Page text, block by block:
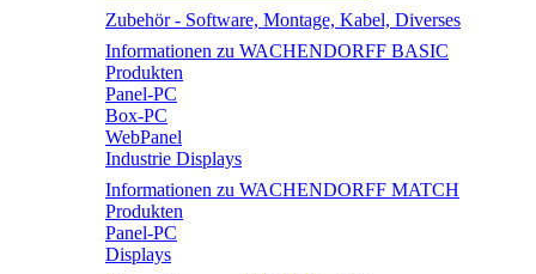
Zubehör - Software, Montage, Kabel, Diverses
Informationen zu WACHENDORFF BASIC
Produkten
Panel-PC
Box-PC
WebPanel
Industrie Displays
Informationen zu WACHENDORFF MATCH
Produkten
Panel-PC
Displays